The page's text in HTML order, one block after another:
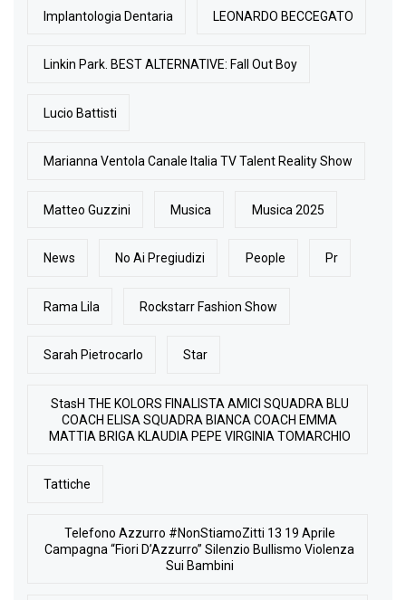
Implantologia Dentaria LEONARDO BECCEGATO
Linkin Park. BEST ALTERNATIVE: Fall Out Boy
Lucio Battisti
Marianna Ventola Canale Italia TV Talent Reality Show
Matteo Guzzini Musica Musica 2025
News No Ai Pregiudizi People Pr
Rama Lila Rockstarr Fashion Show
Sarah Pietrocarlo Star
StasH THE KOLORS FINALISTA AMICI SQUADRA BLU
COACH ELISA SQUADRA BIANCA COACH EMMA
MATTIA BRIGA KLAUDIA PEPE VIRGINIA TOMARCHIO
Tattiche
Telefono Azzurro #NonStiamoZitti 13 19 Aprile
Campagna “Fiori D’Azzurro” Silenzio Bullismo Violenza
Sui Bambini